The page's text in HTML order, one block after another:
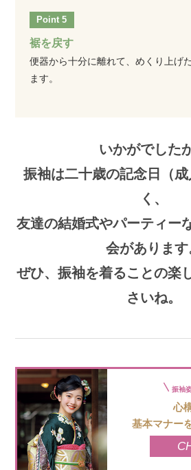
裾を戻す
便器から十分に離れて、めくり上げ
ます。
いかがでした
振袖は二十歳の記念日（
く、
友達の結婚式やパーティー
会があります
ぜひ、振袖を着ることの楽
さいね。
振袖
心
基本マナー